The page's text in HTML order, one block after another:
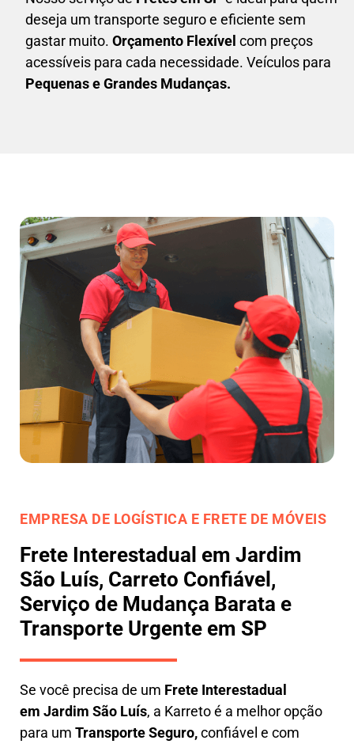
deseja um transporte seguro e eficiente sem
gastar muito. Orçamento Flexível com preços
acessíveis para cada necessidade. Veículos para
Pequenas e Grandes Mudanças.
EMPRESA DE LOGÍSTICA E FRETE DE MÓVEIS
Frete Interestadual em Jardim
São Luís, Carreto Confiável,
Serviço de Mudança Barata e
Transporte Urgente em SP
Se você precisa de um Frete Interestadual
em Jardim São Luís, a Karreto é a melhor opção
para um Transporte Seguro,confiável e com